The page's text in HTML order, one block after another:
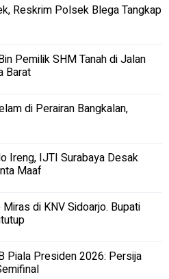
Reskrim Polsek Blega Tangkap
Pemilik SHM Tanah di Jalan
Barat
di Perairan Bangkalan,
Ireng, IJTI Surabaya Desak
Maaf
di KNV Sidoarjo. Bupati
Piala Presiden 2026: Persija